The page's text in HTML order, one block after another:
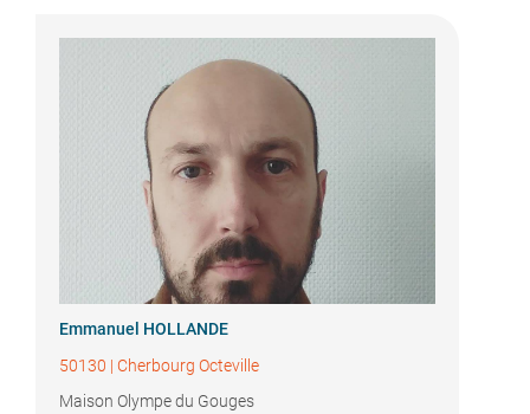
Emmanuel HOLLANDE
50130 | Cherbourg Octeville
Maison Olympe du Gouges